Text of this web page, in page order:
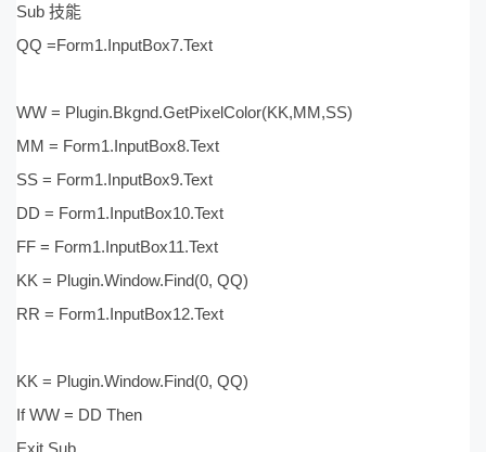
Sub 技能
QQ =Form1.InputBox7.Text
WW = Plugin.Bkgnd.GetPixelColor(KK,MM,SS)
MM = Form1.InputBox8.Text
SS = Form1.InputBox9.Text
DD = Form1.InputBox10.Text
FF = Form1.InputBox11.Text
KK = Plugin.Window.Find(0, QQ)
RR = Form1.InputBox12.Text
KK = Plugin.Window.Find(0, QQ)
If WW = DD Then
Exit Sub